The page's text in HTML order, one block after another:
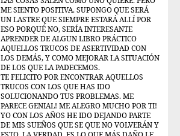
ME SIENTO POSITIVA. SUPONGO QUE SERÁ
UN LASTRE QUE SIEMPRE ESTARÁ ALLÍ POR
ESO PORQUÉ NO, SERÍA INTERESANTE
APRENDER DE ALGUN LIBRO PRÁCTICO
AQUELLOS TRUCOS DE ASERTIVIDAD CON
LOS DEMÁS, Y COMO MEJORAR LA SITUACIÓN
DE LOS QUE LA PADECEMOS.
TE FELICITO POR ENCONTRAR AQUELLOS
TRUCOS CON LOS QUE HAS IDO
SOLUCIONANDO TUS PROBLEMAS. ME
PARECE GENIAL! ME ALEGRO MUCHO POR TI!
YO CON LOS AÑOS HE IDO DEJANDO PARTE
DE MIS SUEÑOS QUE SE QUE NO VOLVERÁN Y